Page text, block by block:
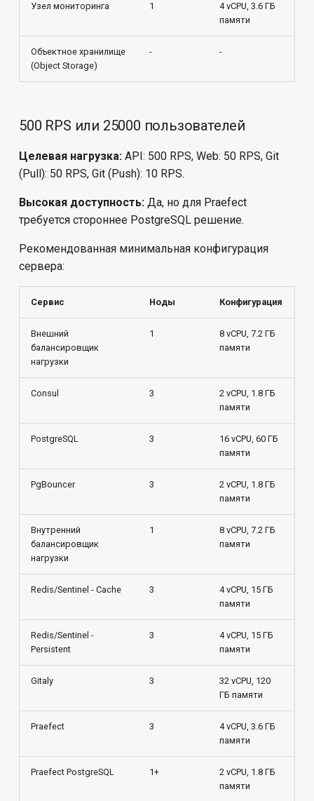
Узел мониторинга 1
4 vCPU, 3.6 ГБ
памяти
Объектное хранилище
(Object Storage)
- -
500 RPS или 25000 пользователей
Целевая нагрузка: API: 500 RPS, Web: 50 RPS, Git
(Pull): 50 RPS, Git (Push): 10 RPS.
Высокая доступность: Да, но для Praefect
требуется стороннее PostgreSQL решение.
Рекомендованная минимальная конфигурация
сервера:
Сервис Ноды Конфигурация
Внешний
балансировщик
нагрузки
1
8 vCPU, 7.2 ГБ
памяти
Consul 3
2 vCPU, 1.8 ГБ
памяти
PostgreSQL 3
16 vCPU, 60 ГБ
памяти
PgBouncer 3
2 vCPU, 1.8 ГБ
памяти
Внутренний
балансировщик
нагрузки
1
8 vCPU, 7.2 ГБ
памяти
Redis/Sentinel - Cache 3
4 vCPU, 15 ГБ
памяти
Redis/Sentinel -
Persistent
3
4 vCPU, 15 ГБ
памяти
Gitaly 3
32 vCPU, 120
ГБ памяти
Praefect 3
4 vCPU, 3.6 ГБ
памяти
Praefect PostgreSQL 1+
2 vCPU, 1.8 ГБ
памяти